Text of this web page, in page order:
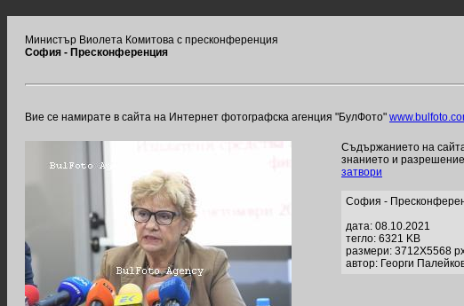
Министър Виолета Комитова с пресконференция
София - Пресконференция
Вие се намирате в сайта на Интернет фотографска агенция "БулФото"
Съдържанието на
знанието и
затвори
София -
дата: 08.10.2021
тегло: 6321 KB
размери: 3712X5568
автор: Георги